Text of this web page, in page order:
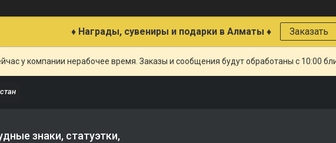
♦ Награды, сувениры и подарки в Алматы ♦ Заказать
у компании нерабочее время. Заказы и сообщения будут обработаны с 10:00
знаки, статуэтки,